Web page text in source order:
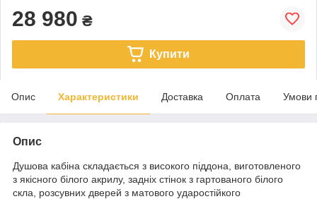
28 980 ₴
Купити
Опис Характеристики Доставка Оплата Умови
Опис
Душова кабіна складається з високого піддона, виготовленого
з якісного білого акрилу, задніх стінок з гартованого білого
скла, розсувних дверей з матового ударостійкого